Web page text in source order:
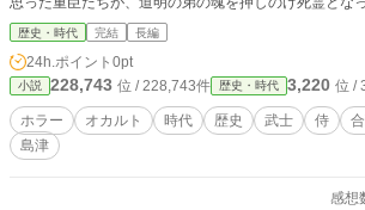
る。戦場を逃れるも落ち武者狩りに遭っていた市右衛
歴史・時代 完結 長編
24h.ポイント 0pt
小説 228,743 位 / 228,743件 歴史・時代 3,220 位 /
ホラー オカルト 時代 歴史 武士 侍
島津
感想